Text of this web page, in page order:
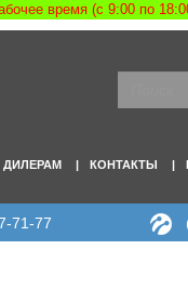
время (с 9:00 по
ДИЛЕРАМ КОНТАКТЫ
71-77